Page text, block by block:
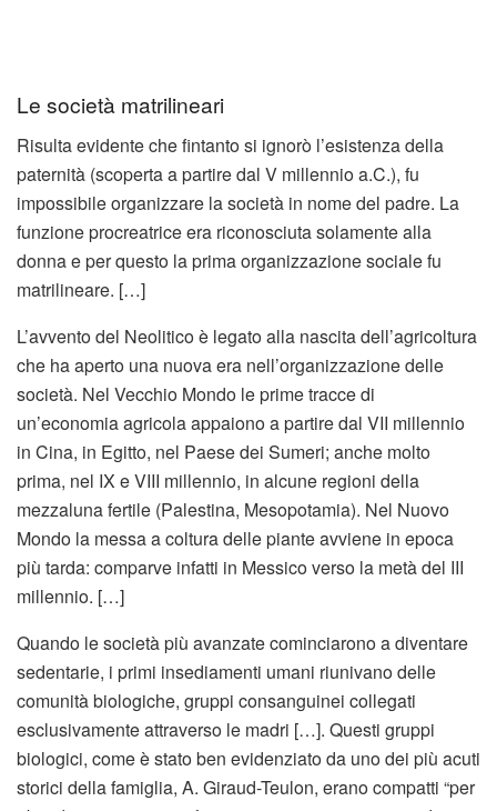
Le società matrilineari
Risulta evidente che fintanto si ignorò l’esistenza della
paternità (scoperta a partire dal V millennio a.C.), fu
impossibile organizzare la società in nome del padre. La
funzione procreatrice era riconosciuta solamente alla
donna e per questo la prima organizzazione sociale fu
matrilineare. […]
L’avvento del Neolitico è legato alla nascita dell’agricoltura
che ha aperto una nuova era nell’organizzazione delle
società. Nel Vecchio Mondo le prime tracce di
un’economia agricola appaiono a partire dal VII millennio
in Cina, in Egitto, nel Paese dei Sumeri; anche molto
prima, nel IX e VIII millennio, in alcune regioni della
mezzaluna fertile (Palestina, Mesopotamia). Nel Nuovo
Mondo la messa a coltura delle piante avviene in epoca
più tarda: comparve infatti in Messico verso la metà del III
millennio. […]
Quando le società più avanzate cominciarono a diventare
sedentarie, i primi insediamenti umani riunivano delle
comunità biologiche, gruppi consanguinei collegati
esclusivamente attraverso le madri […]. Questi gruppi
biologici, come è stato ben evidenziato da uno dei più acuti
storici della famiglia, A. Giraud-Teulon, erano compatti “per